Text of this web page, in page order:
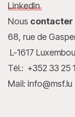
LinkedIn
Nous contacter
68, rue de
L-1617
Tél.: +352 33 25
Mail: info@msf.lu